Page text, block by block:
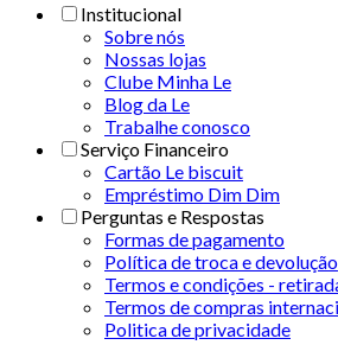
Institucional
Sobre nós
Nossas lojas
Clube Minha Le
Blog da Le
Trabalhe conosco
Serviço Financeiro
Cartão Le biscuit
Empréstimo Dim Dim
Perguntas e Respostas
Formas de pagamento
Política de troca e devolução
Termos e condições -
Termos de compras
Politica de privacidade